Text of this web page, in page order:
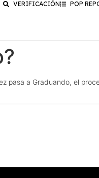
VERIFICACIÓN POP
a Graduando, el